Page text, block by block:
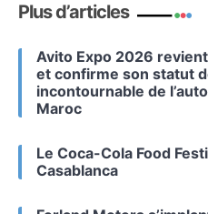
Plus d’articles
Avito Expo 2026
et confirme son statut
incontournable de
Maroc
Le Coca-Cola Food
Casablanca